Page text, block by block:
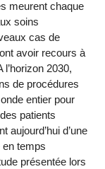
meurent chaque
soins
cas de
avoir recours à
2030,
de procédures
entier pour
patients
aujourd’hui d’une
en temps
présentée lors